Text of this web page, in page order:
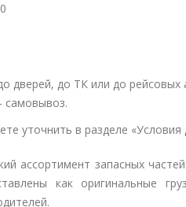
дверей, до ТК или до рейсовых
уточнить в разделе «Условия
ассортимент запасных
как оригинальные